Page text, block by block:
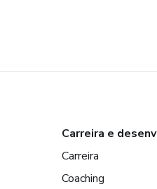
Carreira e
Carreira
Coaching